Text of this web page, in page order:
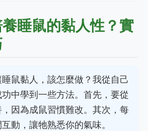
睡鼠的黏人性？實
鼠黏人，該怎麼做？我從自己
中學到一些方法。首先，要從
因為成鼠習慣難改。其次，每
動，讓牠熟悉你的氣味。